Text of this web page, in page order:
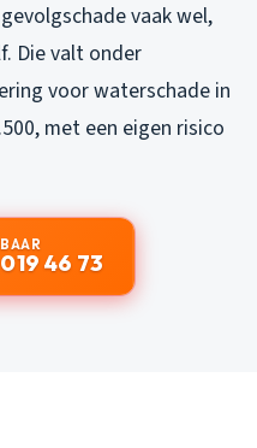
vaak wel,
Die valt onder
voor waterschade in
met een eigen risico
46 73